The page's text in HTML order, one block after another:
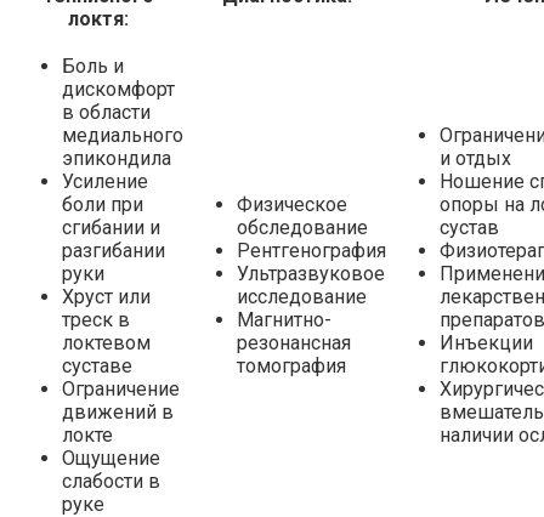
локтя:
Боль и
дискомфорт
в области
медиального
эпикондила
Усиление
боли при
сгибании и
разгибании
руки
Хруст или
треск в
локтевом
суставе
Ограничение
движений в
локте
Ощущение
слабости в
руке
Физическое
обследование
Рентгенография
Ультразвуковое
исследование
Магнитно-
резонансная
томография
и отдых
Ношение
опоры на
сустав
препаратов
Инъекции
наличии